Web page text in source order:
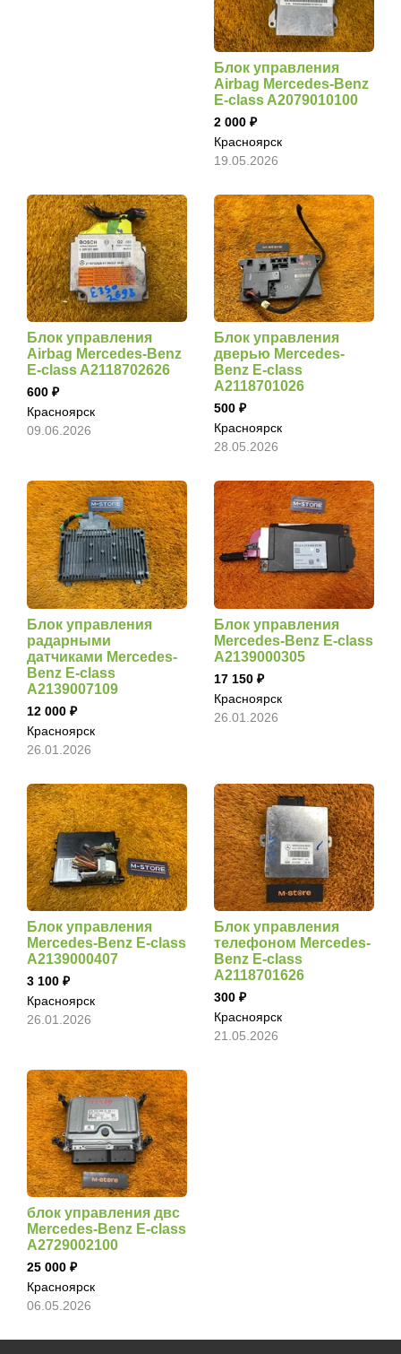
Блок управления
Airbag Mercedes-Benz
E-class A2079010100
2 000
Красноярск
19.05.2026
Блок управления
Airbag Mercedes-Benz
E-class A2118702626
600
Красноярск
09.06.2026
Блок управления
дверью Mercedes-
Benz E-class
A2118701026
500
Красноярск
28.05.2026
Блок управления
радарными
датчиками Mercedes-
Benz E-class
A2139007109
12 000
Красноярск
26.01.2026
Блок управления
Mercedes-Benz E-class
A2139000305
17 150
Красноярск
26.01.2026
Блок управления
Mercedes-Benz E-class
A2139000407
3 100
Красноярск
26.01.2026
Блок управления
телефоном Mercedes-
Benz E-class
A2118701626
300
Красноярск
21.05.2026
блок управления двс
Mercedes-Benz E-class
A2729002100
25 000
Красноярск
06.05.2026